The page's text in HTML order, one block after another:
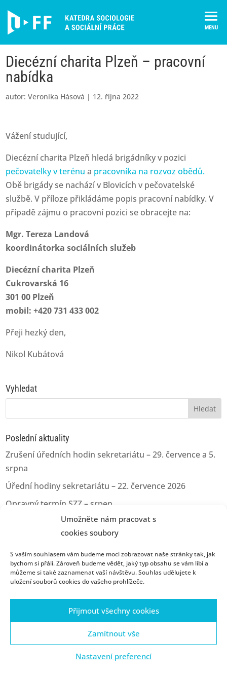
content
Umožněte nám pracovat s
cookies soubory
S vaším souhlasem vám budeme moci zobrazovat naše stránky tak, jak
bychom si přáli. Zároveň budeme vědět, jaký typ obsahu se vám líbí a
můžeme si také zaznamenat vaší návštěvu. Souhlas udělujete k
uložení souborů cookies do vašeho prohlížeče.
Přijmout všechny cookies
Zamítnout vše
Nastavení preferencí
Diecézní charita Plzeň – pracovní
nabídka
autor:Veronika Hásová | 12. října 2022
Vážení studující,
Diecézní charita Plzeň hledá brigádníky v pozici
pečovatelky v terénu a pracovníka na rozvoz obědů.
Obě brigády se nachází v Blovicích v pečovatelské
službě. V příloze přikládáme popis pracovní nabídky. V
případě zájmu o pracovní pozici se obracejte na:
Mgr. Tereza Landová
koordinátorka sociálních služeb
Diecézní charita Plzeň
Cukrovarská 16
301 00 Plzeň
mobil: +420 731 433 002
Přeji hezký den,
Nikol Kubátová
Vyhledat
Poslední aktuality
Zrušení úředních hodin sekretariátu – 29. července a 5.
srpna
Úřední hodiny sekretariátu – 22. července 2026
Opravný termín SZZ – srpen
Opravný termín pro odevzdání kvalifikačních prací
Úřední hodiny sekretariátu – 11.06.2026
Úvod Konzultační hodiny
Přijímací řízení
Portál ZČU Webmail